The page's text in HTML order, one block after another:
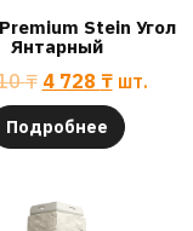
Stein Угол
Янтарный
₸ 4 728 ₸ шт.
Подробнее